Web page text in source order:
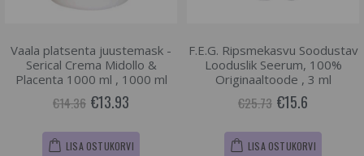
Vaala platsenta juustemask -
Serical Crema Midollo &
Placenta 1000 ml , 1000 ml
€14.36 €13.93
LISA OSTUKORVI
F.E.G. Ripsmekasvu Soodustav
Looduslik Seerum, 100%
Originaaltoode , 3 ml
€25.73 €15.6
LISA OSTUKORVI